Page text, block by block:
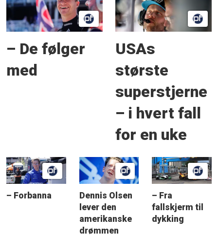
– De følger
med
USAs
største
superstjerne
– i hvert fall
for en uke
– Forbanna
Dennis Olsen
lever den
amerikanske
drømmen
– Fra
fallskjerm til
dykking